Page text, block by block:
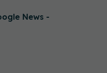
News -